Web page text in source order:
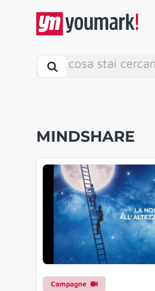
cosa stai
MINDSHARE
Campagne